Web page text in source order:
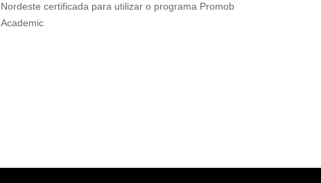
Nordeste certificada para utilizar o programa Promob
Academic